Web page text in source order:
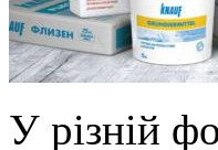
У різній